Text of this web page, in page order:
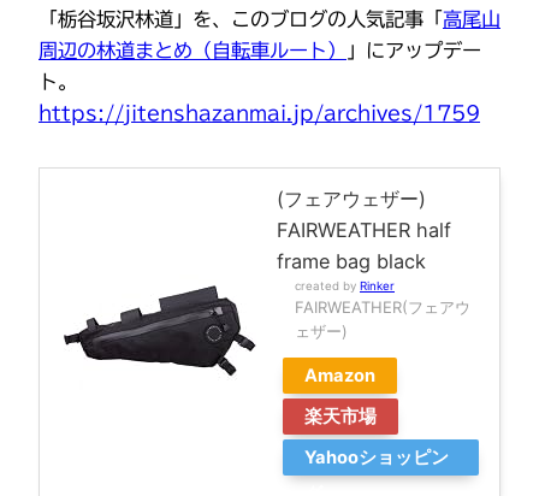
「栃谷坂沢林道」を、このブログの人気記事「 高尾山
周辺の林道まとめ（自転車ルート）
」にアップデー
ト。
https://jitenshazanmai.jp/archives/1759
(フェアウェザー)
FAIRWEATHER half
frame bag black
created by Rinker
FAIRWEATHER(フェアウ
ェザー)
Amazon
楽天市場
Yahooショッピン